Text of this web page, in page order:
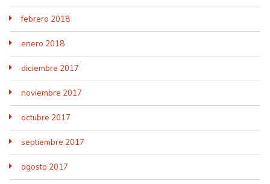
febrero 2018
enero 2018
diciembre 2017
noviembre 2017
octubre 2017
septiembre 2017
agosto 2017